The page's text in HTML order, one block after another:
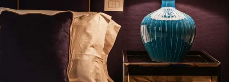
guaranteed
Bathrobe, slippers and
beach towels upon